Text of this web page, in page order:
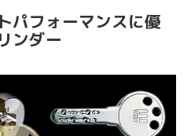
パフォーマンスに優
ンダー